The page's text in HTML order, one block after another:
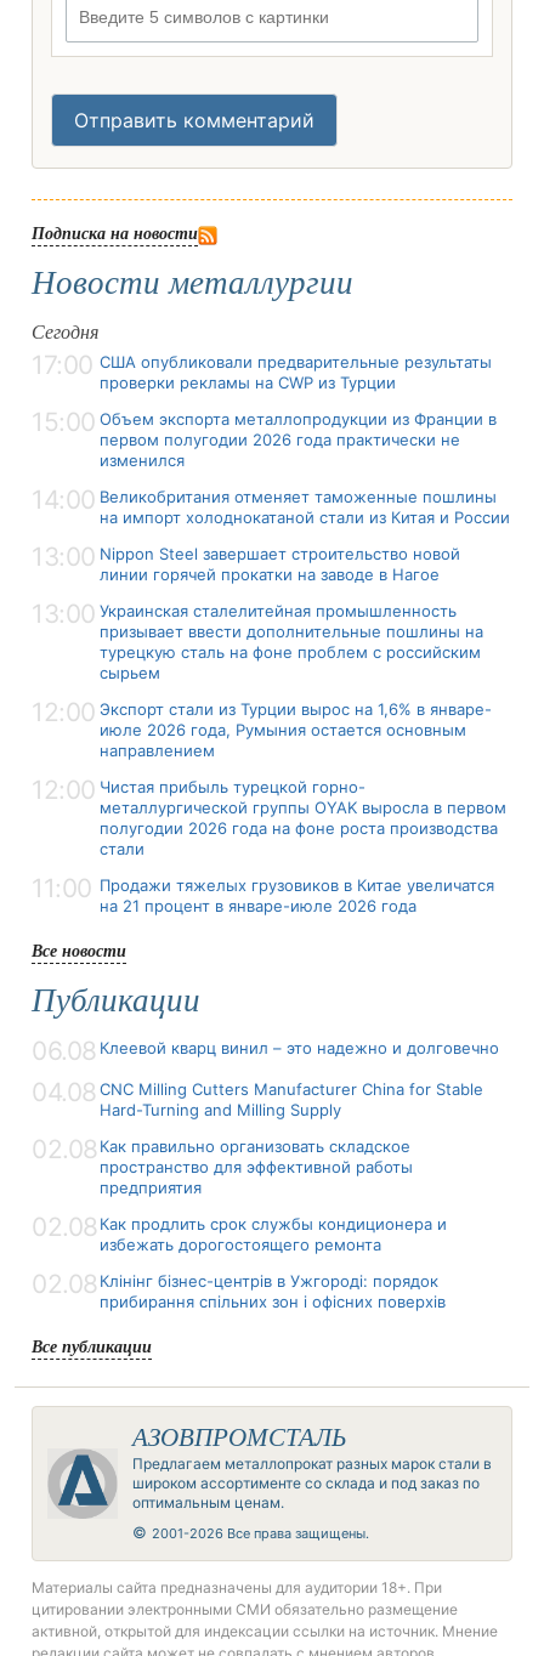
Отправить комментарий
Подписка на новости
Новости металлургии
Сегодня
17:00 США опубликовали предварительные результаты
проверки рекламы на CWP из Турции
15:00 Объем экспорта металлопродукции из Франции в
первом полугодии 2026 года практически не
изменился
14:00 Великобритания отменяет таможенные пошлины
на импорт холоднокатаной стали из Китая и России
13:00 Nippon Steel завершает строительство новой
линии горячей прокатки на заводе в Нагое
13:00 Украинская сталелитейная промышленность
призывает ввести дополнительные пошлины на
турецкую сталь на фоне проблем с российским
сырьем
12:00 Экспорт стали из Турции вырос на 1,6% в январе-
июле 2026 года, Румыния остается основным
направлением
12:00 Чистая прибыль турецкой горно-
металлургической группы OYAK выросла в первом
полугодии 2026 года на фоне роста производства
стали
11:00 Продажи тяжелых грузовиков в Китае увеличатся
на 21 процент в январе-июле 2026 года
Все новости
Публикации
06.08 Клеевой кварц винил – это надежно и долговечно
04.08 CNC Milling Cutters Manufacturer China for Stable
Hard-Turning and Milling Supply
02.08 Как правильно организовать складское
пространство для эффективной работы
предприятия
02.08 Как продлить срок службы кондиционера и
избежать дорогостоящего ремонта
02.08 Клінінг бізнес-центрів в Ужгороді: порядок
прибирання спільних зон і офісних поверхів
Все публикации
АЗОВПРОМСТАЛЬ
Предлагаем металлопрокат разных марок стали в
широком ассортименте со склада и под заказ по
оптимальным ценам.
© 2001-2026 Все права защищены.
Материалы сайта предназначены для аудитории 18+. При
цитировании электронными СМИ обязательно размещение
активной, открытой для индексации ссылки на источник. Мнение